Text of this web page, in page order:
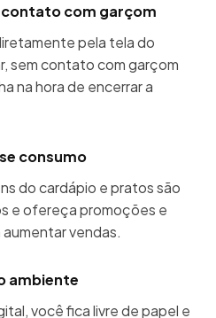
com garçom
pela tela do
sem contato com garçom
na hora de encerrar a
consumo
do cardápio e pratos são
e ofereça promoções e
vendas.
ambiente
você fica livre de papel e